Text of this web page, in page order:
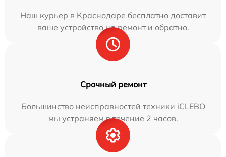
Наш курьер в Краснодаре бесплатно доставит
ваше устройство на ремонт и обратно.
Срочный ремонт
Большинство неисправностей техники iCLEBO
мы устраняем в течение 2 часов.